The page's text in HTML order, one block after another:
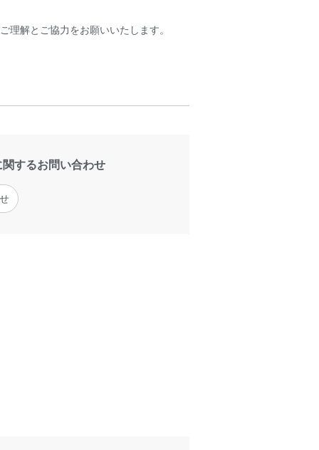
解とご協力をお願いいたします。
するお問い合わせ